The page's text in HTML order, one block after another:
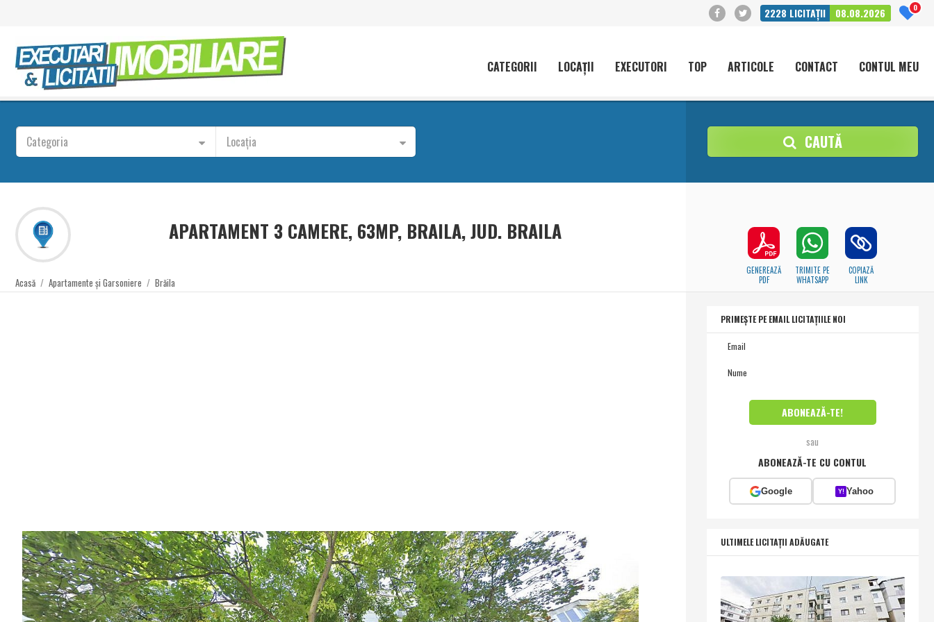
2228 LICITAȚII 08.08.2026 0
CATEGORII LOCAȚII EXECUTORI TOP ARTICOLE CONTACT CONTUL MEU
Categoria Locația CAUTĂ
APARTAMENT 3 CAMERE, 63MP, BRAILA, JUD. BRAILA
Acasă / Apartamente și Garsoniere / Brăila
GENEREAZĂ
PDF
TRIMITE PE
WHATSAPP
COPIAZĂ
LINK
PRIMEȘTE PE EMAIL LICITAȚIILE NOI
sau
ABONEAZĂ-TE CU CONTUL
Google Y! Yahoo
ULTIMELE LICITAȚII ADĂUGATE